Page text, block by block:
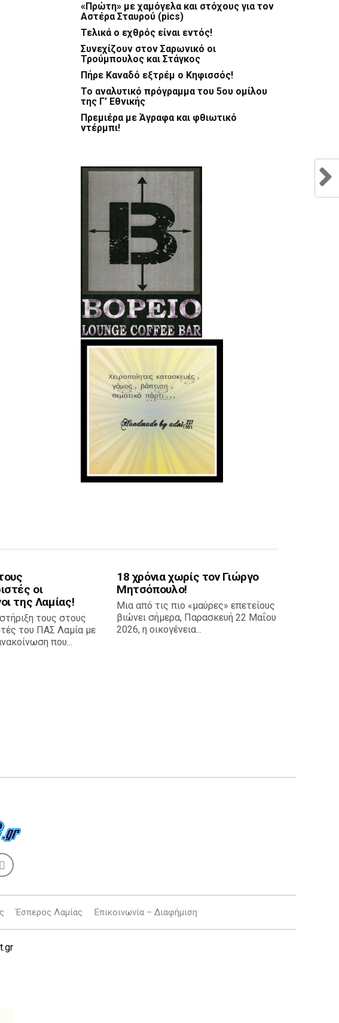
«Πρώτη» με χαμόγελα και στόχους για τον
Αστέρα Σταυρού (pics)
Τελικά ο εχθρός είναι εντός!
Συνεχίζουν στον Σαρωνικό οι
Τρούμπουλος και Στάγκος
Πήρε Καναδό εξτρέμ ο Κηφισσός!
Το αναλυτικό πρόγραμμα του 5ου ομίλου
της Γ’ Εθνικής
Πρεμιέρα με Άγραφα και φθιωτικό
ντέρμπι!
οι
της Λαμίας!
τους στους
του ΠΑΣ Λαμία με
που...
18 χρόνια χωρίς τον Γιώργο
Μητσόπουλο!
Μια από τις πιο «μαύρες» επετείους
βιώνει σήμερα, Παρασκευή 22 Μαΐου
2026, η οικογένεια...
Έσπερος Λαμίας Επικοινωνία – Διαφήμιση